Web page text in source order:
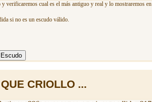
verificaremos cual es el más antiguo y real y lo mostraremos en
si no es un escudo válido.
CRIOLLO ...